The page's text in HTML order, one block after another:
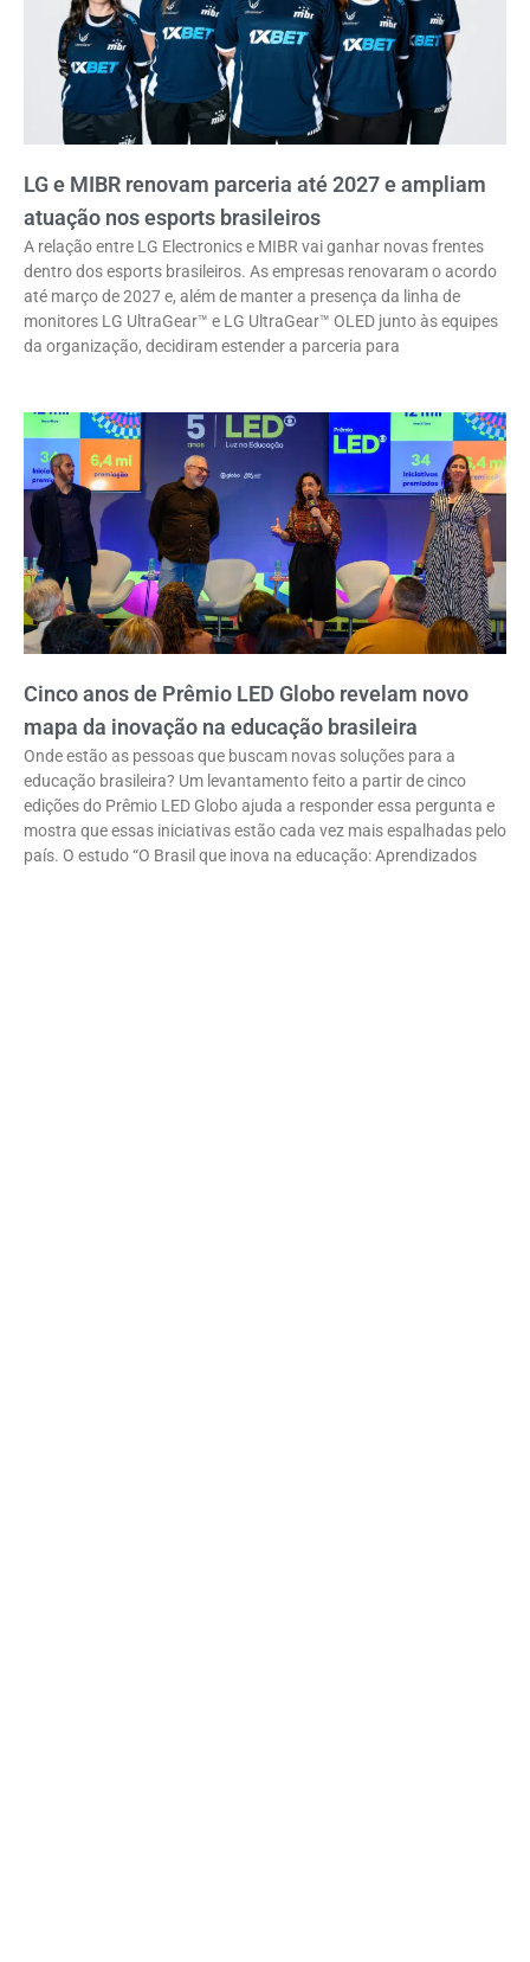
LG e MIBR renovam parceria até 2027 e ampliam
atuação nos esports brasileiros
A relação entre LG Electronics e MIBR vai ganhar novas frentes
dentro dos esports brasileiros. As empresas renovaram o acordo
até março de 2027 e, além de manter a presença da linha de
monitores LG UltraGear™ e LG UltraGear™ OLED junto às equipes
da organização, decidiram estender a parceria para
Cinco anos de Prêmio LED Globo revelam novo
mapa da inovação na educação brasileira
Onde estão as pessoas que buscam novas soluções para a
educação brasileira? Um levantamento feito a partir de cinco
edições do Prêmio LED Globo ajuda a responder essa pergunta e
mostra que essas iniciativas estão cada vez mais espalhadas pelo
país. O estudo “O Brasil que inova na educação: Aprendizados